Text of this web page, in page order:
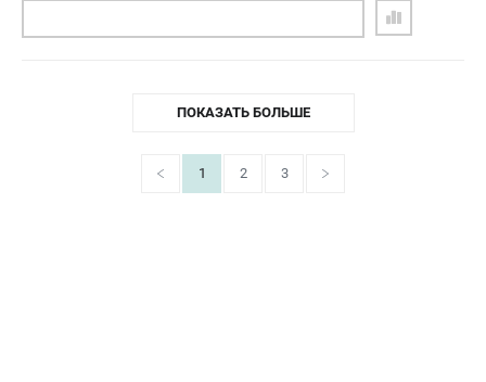
1 2 3
ПОКАЗАТЬ БОЛЬШЕ